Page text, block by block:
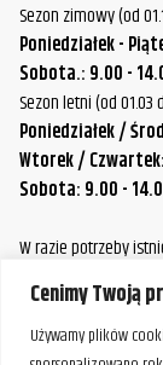
Cenimy Twoją
Używamy plików
Sezon zimowy (od
Poniedziałek -
Sobota.: 9.00 -
Sezon letni (od 01.03
Poniedziałek /
Wtorek /
Sobota: 9.00 -
W razie potrzeby
poza
Prosimy o